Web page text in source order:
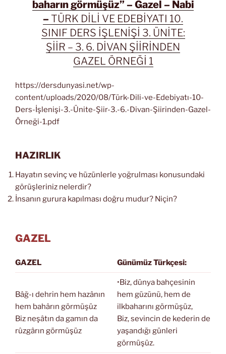
baharın görmüşüz” – Gazel – Nabi
– TÜRK DİLİ VE EDEBİYATI 10.
SINIF DERS İŞLENİŞİ 3. ÜNİTE:
ŞİİR – 3. 6. DİVAN ŞİİRİNDEN
GAZEL ÖRNEĞİ 1
https://dersdunyasi.net/wp-
content/uploads/2020/08/Türk-Dili-ve-Edebiyatı-10-
Ders-İşlenişi-3.-Ünite-Şiir-3.-6.-Divan-Şiirinden-Gazel-
Örneği-1.pdf
HAZIRLIK
Hayatın sevinç ve hüzünlerle yoğrulması konusundaki
görüşleriniz nelerdir?
İnsanın gurura kapılması doğru mudur? Niçin?
GAZEL
GAZEL Günümüz Türkçesi:
Bâğ-ı dehrin hem hazânın
hem bahârın görmüşüz
Biz neşâtın da gamın da
rûzgârın görmüşüz
•Biz, dünya bahçesinin
hem güzünü, hem de
ilkbaharını görmüşüz,
Biz, sevincin de kederin de
yaşandığı günleri
görmüşüz.